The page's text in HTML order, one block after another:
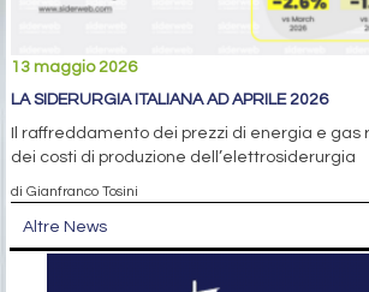
13 maggio 2026
LA SIDERURGIA ITALIANA AD APRILE 2026
Il raffreddamento dei prezzi di energia e gas
dei costi di produzione dell’elettrosiderurgia
di Gianfranco Tosini
Altre News